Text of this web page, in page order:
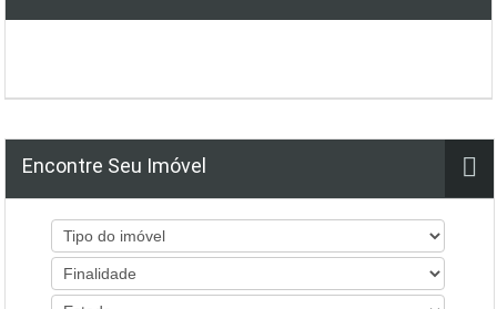
Encontre Seu Imóvel